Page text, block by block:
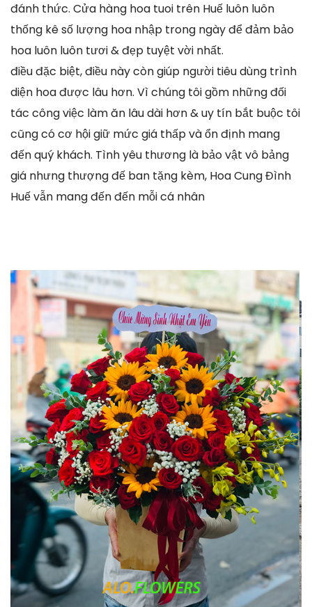
đánh thức. Cửa hàng hoa tuoi trên Huế luôn luôn
thống kê số lượng hoa nhập trong ngày để đảm bảo
hoa luôn luôn tươi & đẹp tuyệt vời nhất.
điều đặc biệt, điều này còn giúp người tiêu dùng trình
diện hoa được lâu hơn. Vì chúng tôi gồm những đối
tác công việc làm ăn lâu dài hơn & uy tín bắt buộc tôi
cũng có cơ hội giữ mức giá thấp và ổn định mang
đến quý khách. Tình yêu thương là bảo vật vô bảng
giá nhưng thượng đế ban tặng kèm, Hoa Cung Đình
Huế vẫn mang đến đến mỗi cá nhân